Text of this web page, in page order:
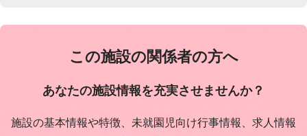
この施設の関係者の方へ
あなたの施設情報を充実させませんか？
施設の基本情報や特徴、未就園児向け行事情報、求人情報